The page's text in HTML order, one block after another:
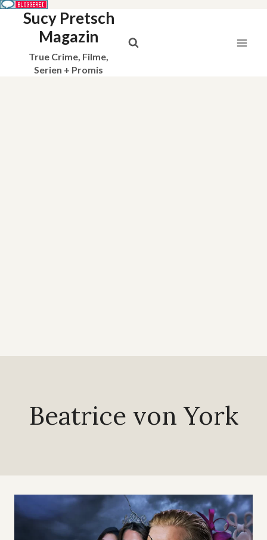
Sucy Pretsch
Magazin
True Crime, Filme,
Serien + Promis
Beatrice von York